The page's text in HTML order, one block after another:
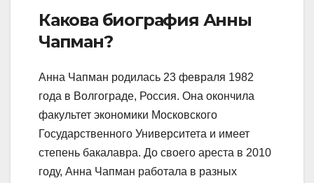
Какова биография Анны
Чапман?
Анна Чапман родилась 23 февраля 1982
года в Волгограде, Россия. Она окончила
факультет экономики Московского
Государственного Университета и имеет
степень бакалавра. До своего ареста в 2010
году, Анна Чапман работала в разных